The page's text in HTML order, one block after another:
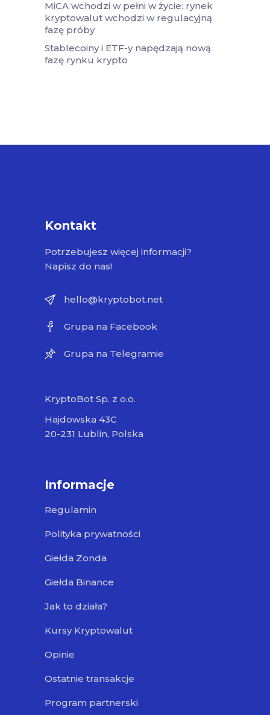
MiCA wchodzi w pełni w życie: rynek
kryptowalut wchodzi w regulacyjną
fazę próby
Stablecoiny i ETF-y napędzają nową
fazę rynku krypto
Kontakt
Potrzebujesz więcej informacji?
Napisz do nas!
hello@kryptobot.net
Grupa na Facebook
Grupa na Telegramie
KryptoBot Sp. z o.o.
Hajdowska 43C
20-231 Lublin, Polska
Informacje
Regulamin
Polityka prywatności
Giełda Zonda
Giełda Binance
Jak to działa?
Kursy Kryptowalut
Opinie
Ostatnie transakcje
Program partnerski